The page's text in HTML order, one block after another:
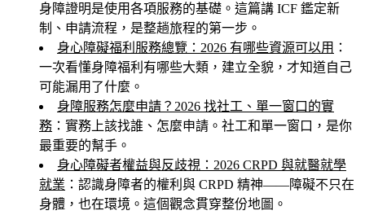
身障證明是使用各項服務的基礎。這篇講 ICF 鑑定新
制、申請流程，是整趟旅程的第一步。
身心障礙福利服務總覽：2026 有哪些資源可以用 ：
一次看懂身障福利有哪些大類，建立全貌，才知道自己
可能漏用了什麼。
身障服務怎麼申請？2026 找社工、單一窗口的實
務 ：實務上該找誰、怎麼申請。社工和單一窗口，是你
最重要的幫手。
身心障礙者權益與反歧視：2026 CRPD 與就醫就學
就業 ：認識身障者的權利與 CRPD 精神——障礙不只在
身體，也在環境。這個觀念貫穿整份地圖。